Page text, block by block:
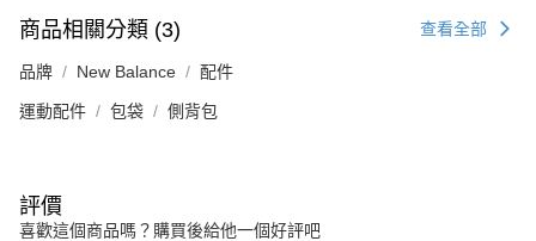
商品相關分類 (3) 查看全部
品牌 New Balance 配件
運動配件 包袋 側背包
評價
喜歡這個商品嗎？購買後給他一個好評吧